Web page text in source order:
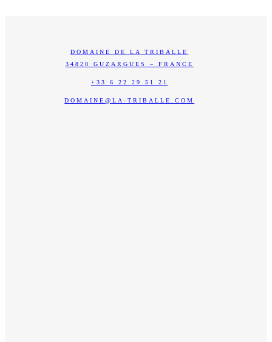
DOMAINE DE LA TRIBALLE
34820 GUZARGUES – FRANCE
+33 6 22 29 51 21
DOMAINE@LA-TRIBALLE.COM